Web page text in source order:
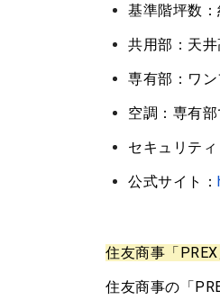
基準階坪数
共用部：天
専有部：ワ
空調：専有
セキュリテ
公式サイト：
住友商事「PREX
住友商事の「